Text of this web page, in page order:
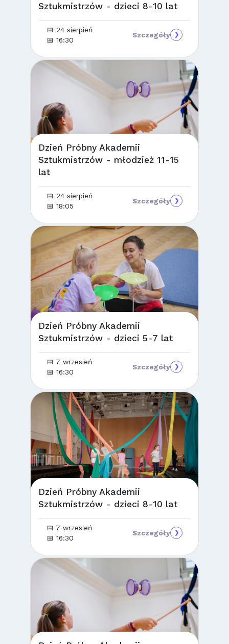
Sztukmistrzów - dzieci 8-10 lat
📅 24 sierpień
📅 16:30
Szczegóły ❯
Dzień Próbny Akademii
Sztukmistrzów - młodzież 11-15
lat
📅 24 sierpień
📅 18:05
Szczegóły ❯
Dzień Próbny Akademii
Sztukmistrzów - dzieci 5-7 lat
📅 7 wrzesień
📅 16:30
Szczegóły ❯
Dzień Próbny Akademii
Sztukmistrzów - dzieci 8-10 lat
📅 7 wrzesień
📅 16:30
Szczegóły ❯